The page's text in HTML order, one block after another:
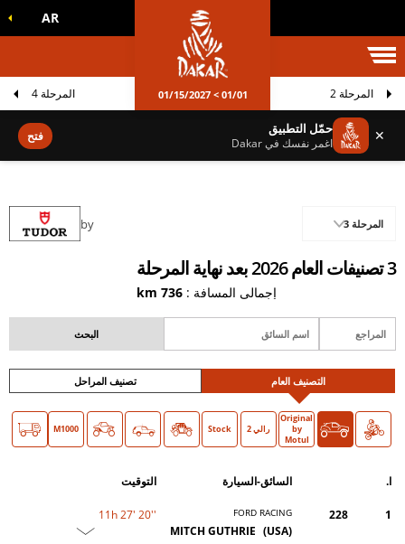
داكار AR
01/01 > 01/15/2027 المرحلة 2 المرحلة 4
✕ حمّل التطبيق
اغمر نفسك في Dakar فتح
3 تصنيفات العام 2026 بعد نهاية المرحلة
إجمالي المسافة : 736 km
by المرحلة 3
التصنيف العام تصنيف المراحل
دراجة سيارات
Original
by
Motul
O > رالي 2 Stock
Classic
M1000
ا. السائق-السيارة التوقيت
1
228
FORD RACING
(USA)
MITCH GUTHRIE
11h 27' 20''